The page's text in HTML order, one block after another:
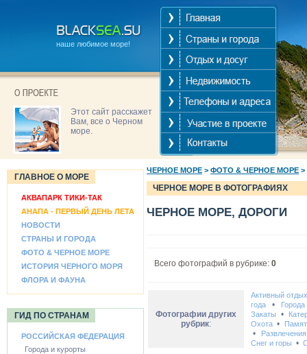
наше любимое море!
Этот сайт расскажет
Вам, все о Черном
море.
ГЛАВНОЕ О МОРЕ
АКВАПАРК ТИКИ-ТАК
АНАПА - ПЕРВЫЙ ДЕНЬ ЛЕТА
НОВОСТИ
СТРАНЫ И ГОРОДА
ФОТО & ЧЕРНОЕ МОРЕ
ИСТОРИЯ ЧЕРНОГО МОРЯ
ФЛОРА И ФАУНА
ГИД ПО СТРАНАМ
РОССИЙСКАЯ ФЕДЕРАЦИЯ
Города и курорты
ЧЕРНОЕ МОРЕ > ФОТО & ЧЕРНОЕ МОРЕ >
ЧЕРНОЕ МОРЕ В ФОТОГРАФИЯХ
ЧЕРНОЕ МОРЕ, ДОРОГИ
Всего фотографий в рубрике: 0
Фотографии других
рубрик:
Активный отдых
года•
Закаты
•
Охота•
• Развлечения
Снег и горы •